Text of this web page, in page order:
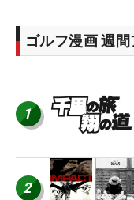
ゴルフ漫画 週
1
2